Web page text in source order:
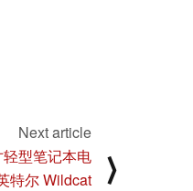
Next article
型笔记本电
特尔 Wildcat
⟩